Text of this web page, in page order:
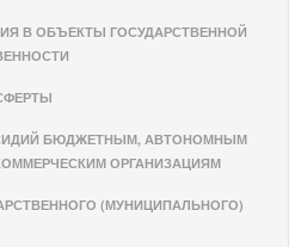
В ОБЪЕКТЫ ГОСУДАРСТВЕННОЙ
БЮДЖЕТНЫМ, АВТОНОМНЫМ
ОРГАНИЗАЦИЯМ
(МУНИЦИПАЛЬНОГО)